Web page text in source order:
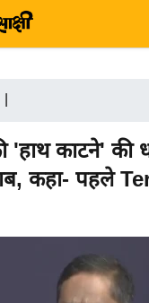
'हाथ काटने' की
कहा- पहले